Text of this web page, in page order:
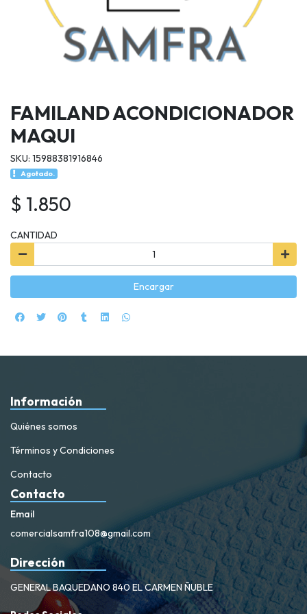
FAMILAND ACONDICIONADOR
MAQUI
SKU: 15988381916846
Agotado.
$ 1.850
CANTIDAD
Encargar
Información
Quiénes somos
Términos y Condiciones
Contacto
Contacto
Email
comercialsamfra108@gmail.com
Dirección
GENERAL BAQUEDANO 840 EL CARMEN ÑUBLE